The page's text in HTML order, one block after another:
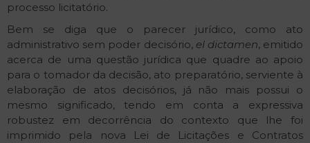
processo licitatório.
Bem se diga que o parecer jurídico, como ato
administrativo sem poder decisório, el dictamen, emitido
acerca de uma questão jurídica que quadre ao apoio
para o tomador da decisão, ato preparatório, serviente à
elaboração de atos decisórios, já não mais possui o
mesmo significado, tendo em conta a expressiva
robustez em decorrência do contexto que lhe foi
imprimido pela nova Lei de Licitações e Contratos